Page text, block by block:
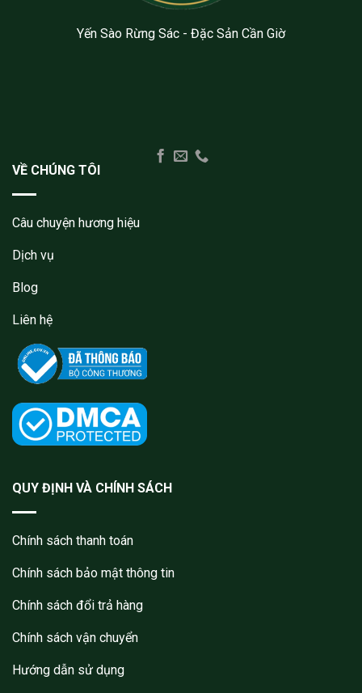
trang
trang
Yến Sào Rừng Sác - Đặc Sản Cần Giờ
VỀ CHÚNG TÔI
Câu chuyện hương hiệu
Dịch vụ
Blog
Liên hệ
QUY ĐỊNH VÀ CHÍNH SÁCH
Chính sách thanh toán
Chính sách bảo mật thông tin
Chính sách đổi trả hàng
Chính sách vận chuyển
Hướng dẫn sử dụng